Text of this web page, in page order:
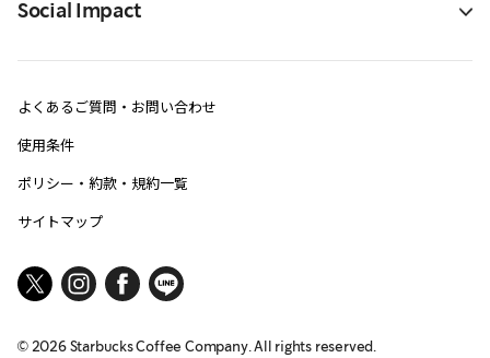
Social Impact
よくあるご質問・お問い合わせ
使用条件
ポリシー・約款・規約一覧
サイトマップ
© 2026Starbucks Coffee Company. All rights reserved.